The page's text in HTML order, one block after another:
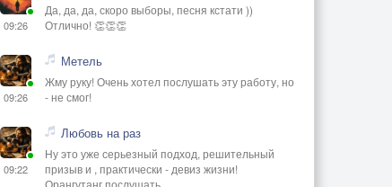
09:26
Да, да, да, скоро выборы, песня кстати ))
Отлично! 👏👏👏
09:26
Метель
Жму руку! Очень хотел послушать эту работу, но
- не смог!
09:22
Любовь на раз
Ну это уже серьезный подход, решительный
призыв и , практически - девиз жизни!
Орангутанг послушать